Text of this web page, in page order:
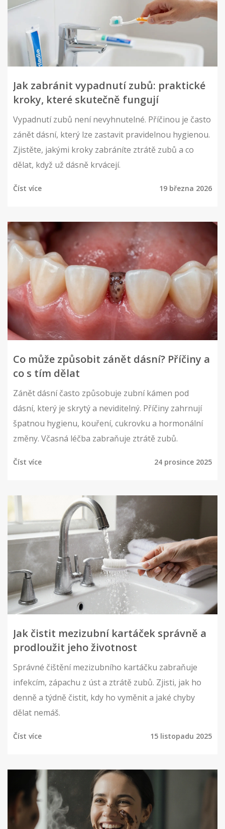
Jak zabránit vypadnutí zubů: praktické
kroky, které skutečně fungují
Vypadnutí zubů není nevyhnutelné. Příčinou je často
zánět dásní, který lze zastavit pravidelnou hygienou.
Zjistěte, jakými kroky zabráníte ztrátě zubů a co
dělat, když už dásně krvácejí.
Číst více 19 března 2026
Co může způsobit zánět dásní? Příčiny a
co s tím dělat
Zánět dásní často způsobuje zubní kámen pod
dásní, který je skrytý a neviditelný. Příčiny zahrnují
špatnou hygienu, kouření, cukrovku a hormonální
změny. Včasná léčba zabraňuje ztrátě zubů.
Číst více 24 prosince 2025
Jak čistit mezizubní kartáček správně a
prodloužit jeho životnost
Správné čištění mezizubního kartáčku zabraňuje
infekcím, zápachu z úst a ztrátě zubů. Zjisti, jak ho
denně a týdně čistit, kdy ho vyměnit a jaké chyby
dělat nemáš.
Číst více 15 listopadu 2025